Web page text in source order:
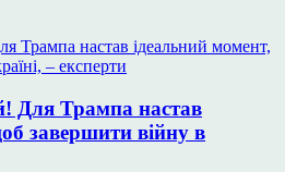
Для Трампа настав
завершити війну в